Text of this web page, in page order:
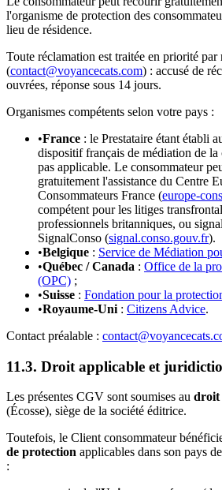
l'organisme de protection des
lieu de résidence.
Toute réclamation est traitée en priorité
(contact@voyancecats.com) : accusé de
ouvrées, réponse sous 14 jours.
Organismes compétents selon votre pays :
•France : le Prestataire étant établi
dispositif français de médiation de
pas applicable. Le consommateur
gratuitement l'assistance du Centre
Consommateurs France (europe-
compétent pour les litiges
professionnels britanniques, ou
SignalConso (signal.conso.gouv.fr).
•Belgique : Service de Médiation
•Québec / Canada : Office de la
(OPC) ;
•Suisse : Fondation pour la
•Royaume-Uni : Citizens Advice.
Contact préalable :
11.3. Droit applicable et
Les présentes CGV sont soumises au droit
(Écosse), siège de la société éditrice.
Toutefois, le Client consommateur
de protection applicables dans son pays
: